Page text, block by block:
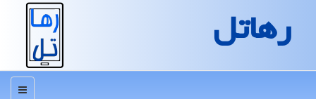
رهاتل
منو